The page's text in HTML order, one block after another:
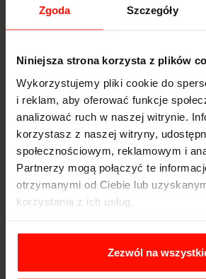
Zgoda Szczegóły
Niniejsza strona korzysta z plików
Wykorzystujemy pliki cookie do
i reklam, aby oferować funkcje
analizować ruch w naszej witrynie.
korzystasz z naszej witryny,
społecznościowym, reklamowym i
Partnerzy mogą połączyć te
otrzymanymi od Ciebie lub
korzystania z ich usług.
Zezwól na
Bardzo przystępne ceny i duży
samochodów. Polecili mi Was
Znalazłam super prezent!